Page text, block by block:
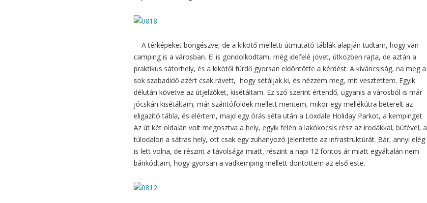
A térképeket böngészve, de a kikötő melletti útmutató táblák alapján tudtam, hogy van
camping is a városban. El is gondolkodtam, még idefelé jövet, útközben rajta, de aztán a
praktikus sátorhely, és a kikötői fürdő gyorsan eldöntötte a kérdést. A kíváncsiság, na meg a
sok szabadidő azért csak rávett, hogy sétáljak ki, és nézzem meg, mit vesztettem. Egyik
délután követve az útjelzőket, kisétáltam. Ez szó szerint értendő, ugyanis a városból is már
jócskán kisétáltam, már szántóföldek mellett mentem, mikor egy mellékútra beterelt az
eligazító tábla, és elértem, majd egy órás séta után a Loxdale Holiday Parkot, a kempinget.
Az út két oldalán volt megosztva a hely, egyik felén a lakókocsis rész az irodákkal, büfével, a
túlodalon a sátras hely, ott csak egy zuhanyozó jelentette az infrastruktúrát. Bár, annyi elég
is lett volna, de részint a távolsága miatt, részint a napi 12 fontos ár miatt egyáltalán nem
bánkódtam, hogy gyorsan a vadkemping mellett döntöttem az első este.